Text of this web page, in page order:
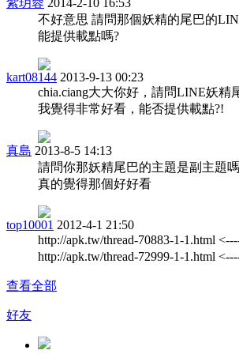
不好意思 請問那個妖精的尾巴的
能提供載點嗎?
kart08144 2013-9-13 00:23
chia.ciang大大你好，請問LINE妖精
我覺得非常好看，能否提供載點?!
真島 2013-8-5 14:13
請問你那妖精尾巴的主題是副主題
真的覺得那個好好看
top10001 2012-4-1 21:50
http://apk.tw/thread-70883-1-1.html
http://apk.tw/thread-72999-1-1.html
查看全部
好友